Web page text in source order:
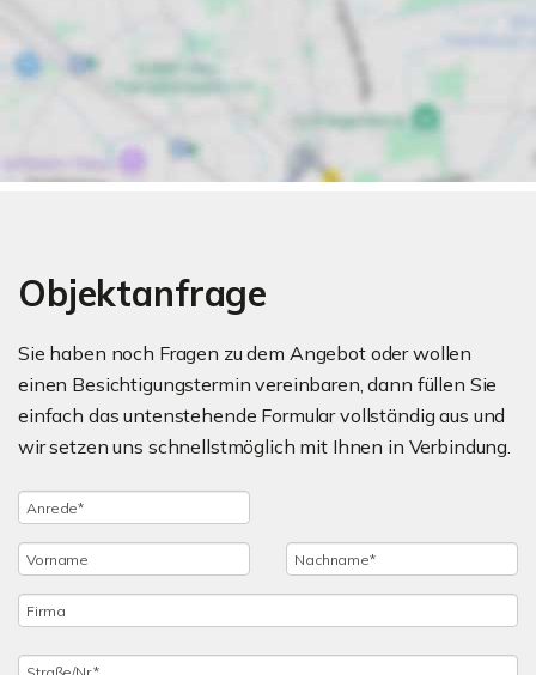
Objektanfrage
Sie haben noch Fragen zu dem Angebot oder wollen
einen Besichtigungstermin vereinbaren, dann füllen Sie
einfach das untenstehende Formular vollständig aus und
wir setzen uns schnellstmöglich mit Ihnen in Verbindung.